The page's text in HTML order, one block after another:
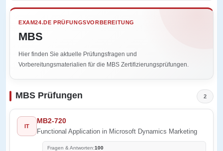
EXAM24.DE PRÜFUNGSVORBEREITUNG
MBS
Hier finden Sie aktuelle Prüfungsfragen und
Vorbereitungsmaterialien für die MBS Zertifizierungsprüfungen.
MBS Prüfungen 2
IT
MB2-720
Functional Application in Microsoft Dynamics Marketing
Fragen & Antworten:100